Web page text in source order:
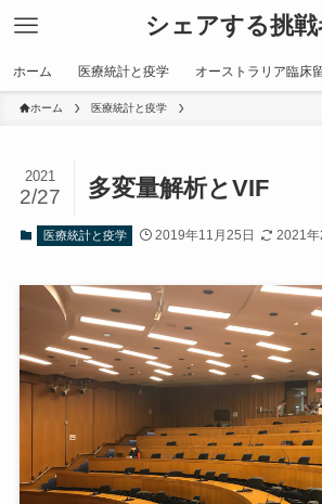
シェアする挑戦
ホーム 医療統計と疫学 オーストラリア臨床
ホーム 医療統計と疫学
多変量解析とVIF
2021
2/27
医療統計と疫学 2019年11月25日 2021年